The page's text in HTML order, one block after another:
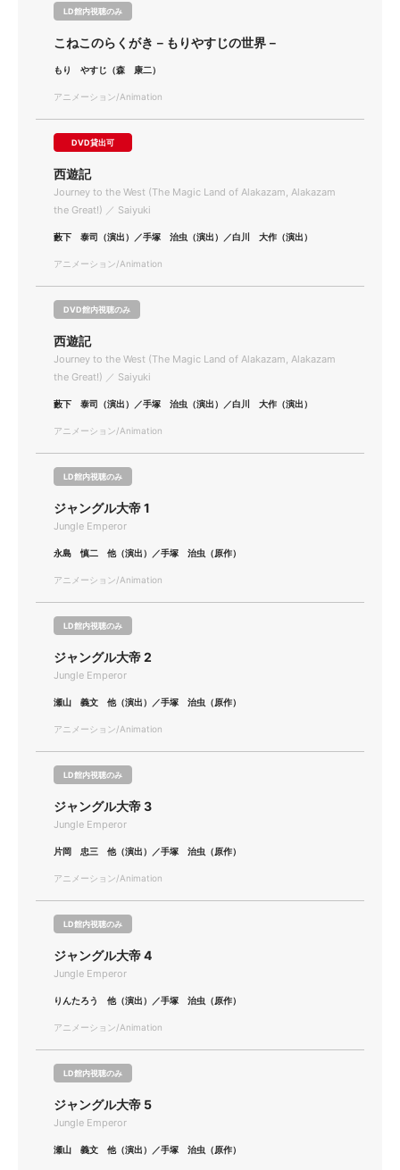
LD館内視聴のみ
こねこのらくがき－もりやすじの世界－
もり やすじ（森 康二）
アニメーション/Animation
DVD貸出可
西遊記
Journey to the West (The Magic Land of Alakazam, Alakazam
the Great!) ／ Saiyuki
藪下 泰司（演出）／手塚 治虫（演出）／白川 大作（演出）
アニメーション/Animation
DVD館内視聴のみ
西遊記
Journey to the West (The Magic Land of Alakazam, Alakazam
the Great!) ／ Saiyuki
藪下 泰司（演出）／手塚 治虫（演出）／白川 大作（演出）
アニメーション/Animation
LD館内視聴のみ
ジャングル大帝 1
Jungle Emperor
永島 慎二 他（演出）／手塚 治虫（原作）
アニメーション/Animation
LD館内視聴のみ
ジャングル大帝 2
Jungle Emperor
瀬山 義文 他（演出）／手塚 治虫（原作）
アニメーション/Animation
LD館内視聴のみ
ジャングル大帝 3
Jungle Emperor
片岡 忠三 他（演出）／手塚 治虫（原作）
アニメーション/Animation
LD館内視聴のみ
ジャングル大帝 4
Jungle Emperor
りんたろう 他（演出）／手塚 治虫（原作）
アニメーション/Animation
LD館内視聴のみ
ジャングル大帝 5
Jungle Emperor
瀬山 義文 他（演出）／手塚 治虫（原作）